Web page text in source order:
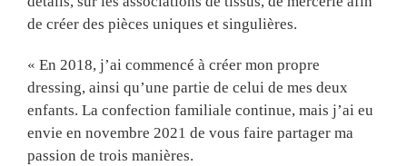
de créer des pièces uniques et singulières.
« En 2018, j’ai commencé à créer mon propre
dressing, ainsi qu’une partie de celui de mes deux
enfants. La confection familiale continue, mais j’ai eu
envie en novembre 2021 de vous faire partager ma
passion de trois manières.